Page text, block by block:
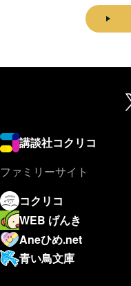
講談社コクリコ
ファミリーサイト
コクリコ
WEB げんき
Aneひめ.net
青い鳥文庫